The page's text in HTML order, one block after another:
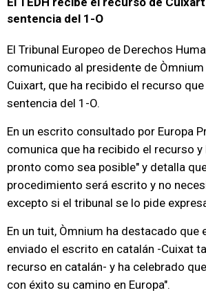
sentencia del 1-O
El Tribunal Europeo de Derechos
comunicado al presidente de
Cuixart, que ha recibido el recurso
sentencia del 1-O.
En un escrito consultado por Europa
comunica que ha recibido el recurso
pronto como sea posible" y detalla
procedimiento será escrito y no
excepto si el tribunal se lo pide
En un tuit, Òmnium ha destacado que
enviado el escrito en catalán -Cuixat
recurso en catalán- y ha celebrado
con éxito su camino en Europa".